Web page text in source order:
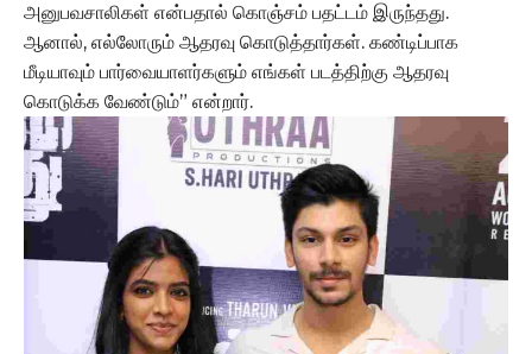
அனுபவசாலிகள் என்பதால் கொஞ்சம் பதட்டம் இருந்தது.
ஆனால், எல்லோரும் ஆதரவு கொடுத்தார்கள். கண்டிப்பாக
மீடியாவும் பார்வையாளர்களும் எங்கள் படத்திற்கு ஆதரவு
கொடுக்க வேண்டும்” என்றார்.